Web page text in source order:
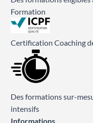
Formation
Certification Coaching
Des formations sur-
intensifs
Informations